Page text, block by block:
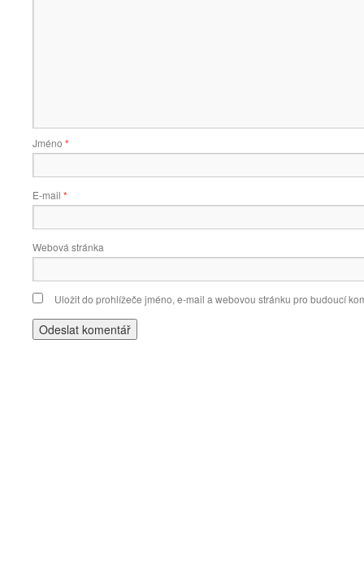
Jméno *
E-mail *
Webová stránka
Uložit do prohlížeče jméno, e-mail a webovou stránku pro budoucí